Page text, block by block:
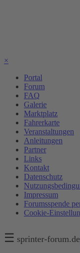
×
Portal
Forum
FAQ
Galerie
Marktplatz
Fahrerkarte
Veranstaltungen
Anleitungen
Partner
Links
Kontakt
Datenschutz
Impressum
Forumsspende
Cookie-
☰ sprinter-forum.de